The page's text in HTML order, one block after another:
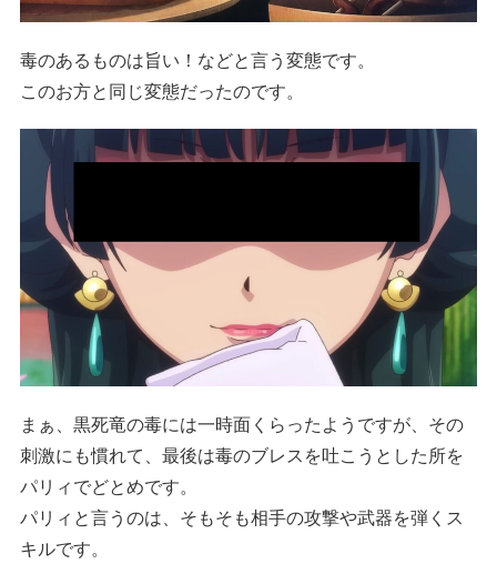
毒のあるものは旨い！などと言う変態です。
このお方と同じ変態だったのです。
まぁ、黒死竜の毒には一時面くらったようですが、その
刺激にも慣れて、最後は毒のブレスを吐こうとした所を
パリィでどとめです。
パリィと言うのは、そもそも相手の攻撃や武器を弾くス
キルです。